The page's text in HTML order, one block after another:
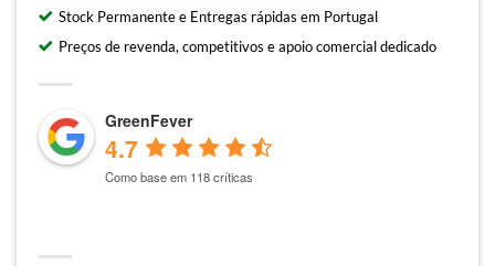
Stock Permanente e Entregas rápidas em Portugal
Preços de revenda, competitivos e apoio comercial dedicado
GreenFever
4.7
Como base em 118 críticas